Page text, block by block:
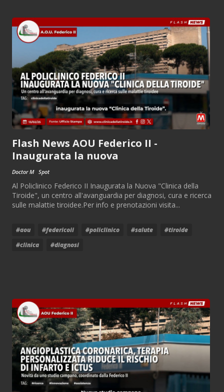
Flash News AOU Federico II -
Inaugurata la nuova
Doctor M Spot
Al Policlinico Federico II Inaugurata la Nuova "Clinica della
Tiroide", un centro all'avanguardia per diagnosi, cura e ricerca
sulle malattie tiroidee.Per info e prenotazioni visita...
#aou #federicoii #policlinico #salute
#tiroide
#clinica
#diagnosi